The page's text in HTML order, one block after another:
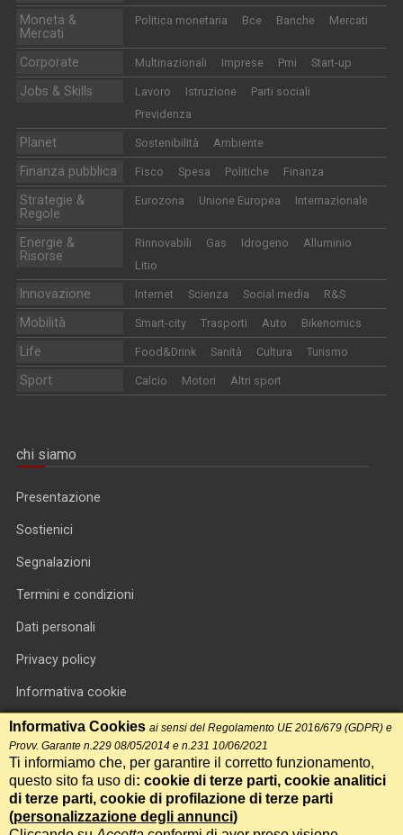
Moneta &
Mercati
Politica monetaria Bce Banche Mercati
Corporate Multinazionali Imprese Pmi Start-up
Jobs & Skills Lavoro Istruzione
Parti sociali
Previdenza
Planet Sostenibilità Ambiente
Finanza pubblica Fisco Spesa Politiche Finanza
Strategie &
Regole
Eurozona Unione Europea Internazionale
Energie &
Risorse
Rinnovabili Gas Idrogeno
Alluminio
Litio
Innovazione Internet Scienza Social media R&S
Mobilità Smart-city Trasporti Auto Bikenomics
Life Food&Drink Sanità Cultura Turismo
Sport Calcio Motori Altri sport
chi siamo
Presentazione
Sostienici
Segnalazioni
Termini e condizioni
Dati personali
Privacy policy
Informativa cookie
RSS feed
RSS Top News
Contatti
Informativa Cookies ai sensi del Regolamento UE 2016/679 (GDPR) e
Provv. Garante n.229 08/05/2014 e n.231 10/06/2021
Ti informiamo che, per garantire il corretto funzionamento,
questo sito fa uso di: cookie di terze parti, cookie analitici
di terze parti, cookie di profilazione di terze parti
(personalizzazione degli annunci)